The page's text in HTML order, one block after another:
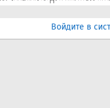
Войдите в